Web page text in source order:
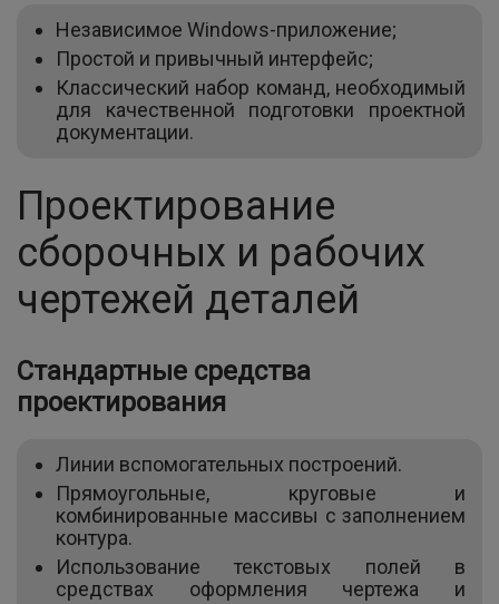
Независимое Windows-приложение;
Простой и привычный интерфейс;
Классический набор команд, необходимый
для качественной подготовки проектной
документации.
Проектирование
сборочных и рабочих
чертежей деталей
Стандартные средства
проектирования
Линии вспомогательных построений.
Прямоугольные, круговые и
комбинированные массивы с заполнением
контура.
Использование текстовых полей в
средствах оформления чертежа и